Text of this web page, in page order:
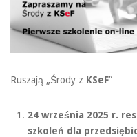
Ruszają „Środy z KSeF”
24 września 2025 r.
szkoleń dla